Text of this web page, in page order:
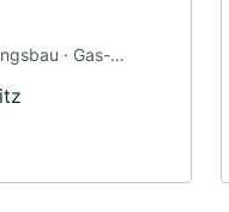
· Gas-